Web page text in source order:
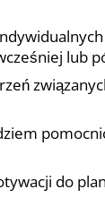
lub
do